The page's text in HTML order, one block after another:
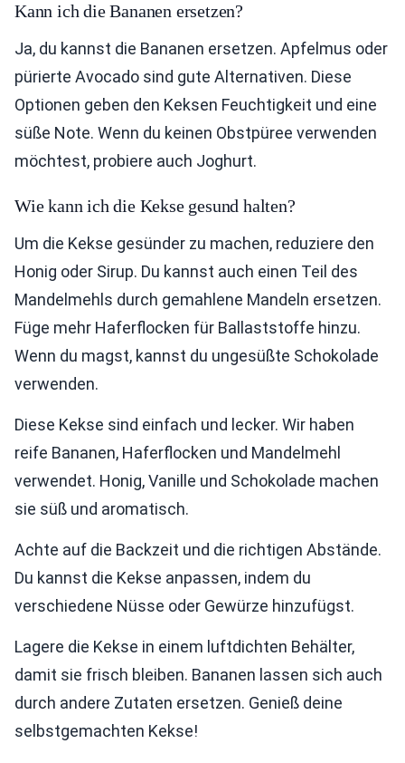
Kann ich die Bananen ersetzen?
Ja, du kannst die Bananen ersetzen. Apfelmus oder
pürierte Avocado sind gute Alternativen. Diese
Optionen geben den Keksen Feuchtigkeit und eine
süße Note. Wenn du keinen Obstpüree verwenden
möchtest, probiere auch Joghurt.
Wie kann ich die Kekse gesund halten?
Um die Kekse gesünder zu machen, reduziere den
Honig oder Sirup. Du kannst auch einen Teil des
Mandelmehls durch gemahlene Mandeln ersetzen.
Füge mehr Haferflocken für Ballaststoffe hinzu.
Wenn du magst, kannst du ungesüßte Schokolade
verwenden.
Diese Kekse sind einfach und lecker. Wir haben
reife Bananen, Haferflocken und Mandelmehl
verwendet. Honig, Vanille und Schokolade machen
sie süß und aromatisch.
Achte auf die Backzeit und die richtigen Abstände.
Du kannst die Kekse anpassen, indem du
verschiedene Nüsse oder Gewürze hinzufügst.
Lagere die Kekse in einem luftdichten Behälter,
damit sie frisch bleiben. Bananen lassen sich auch
durch andere Zutaten ersetzen. Genieß deine
selbstgemachten Kekse!